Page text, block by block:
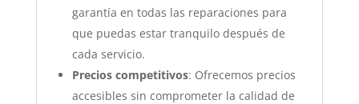
garantía en todas las reparaciones para
que puedas estar tranquilo después de
cada servicio.
Precios competitivos: Ofrecemos precios
accesibles sin comprometer la calidad de